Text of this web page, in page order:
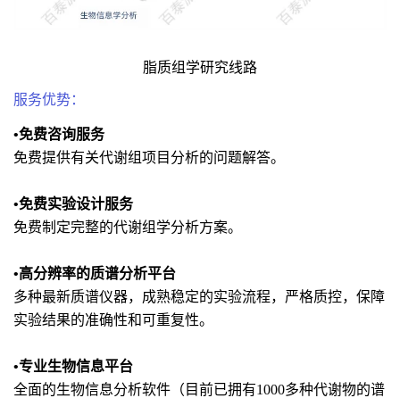
脂质组学研究线路
服务优势：
•免费咨询服务
免费提供有关代谢组项目分析的问题解答。
•免费实验设计服务
免费制定完整的代谢组学分析方案。
•高分辨率的质谱分析平台
多种最新质谱仪器，成熟稳定的实验流程，严格质控，保障
实验结果的准确性和可重复性。
•专业生物信息平台
全面的生物信息分析软件（目前已拥有1000多种代谢物的谱